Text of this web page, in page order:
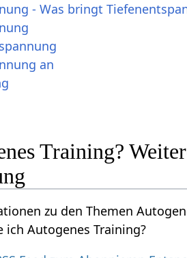
- Was bringt
an
Training?
zu den Themen
Autogenes Training?